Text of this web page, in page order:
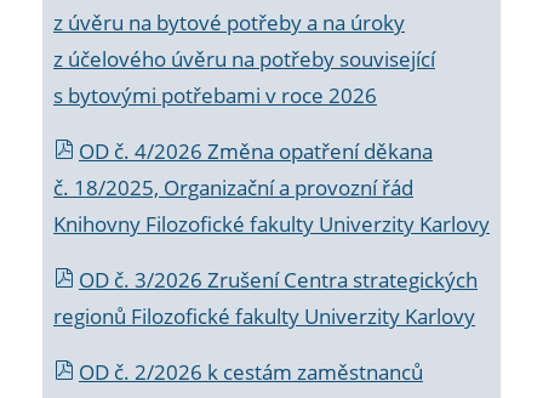
z úvěru na bytové potřeby a na úroky
z účelového úvěru na potřeby související
s bytovými potřebami v roce 2026
OD č. 4/2026 Změna opatření děkana
č. 18/2025, Organizační a provozní řád
Knihovny Filozofické fakulty Univerzity Karlovy
OD č. 3/2026 Zrušení Centra strategických
regionů Filozofické fakulty Univerzity Karlovy
OD č. 2/2026 k cestám zaměstnanců